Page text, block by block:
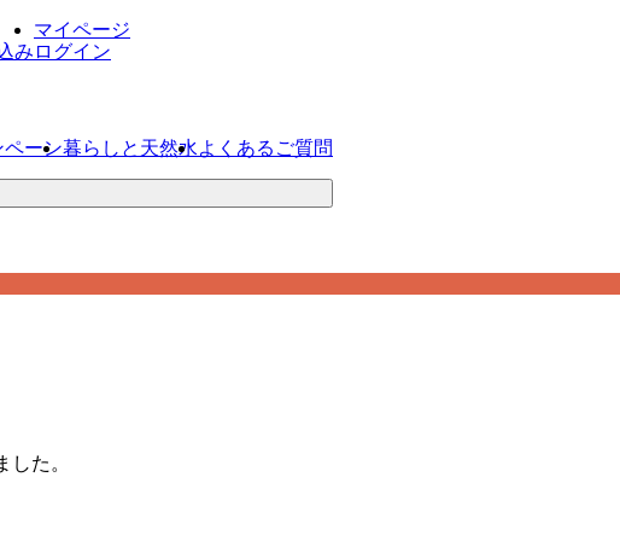
ペーン暮らしと天然水よくあるご質問
み
マイページ
ログイン
た。